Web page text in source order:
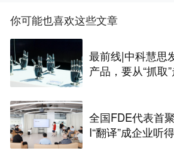
你可能也喜欢这些文章
最前线|中科慧思
产品，要从“抓取
全国FDE代表首
I“翻译”成企业听